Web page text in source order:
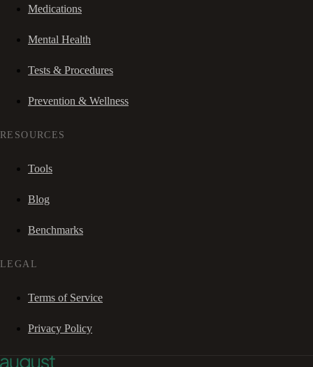
Medications
Mental Health
Tests & Procedures
Prevention & Wellness
RESOURCES
Tools
Blog
Benchmarks
LEGAL
Terms of Service
Privacy Policy